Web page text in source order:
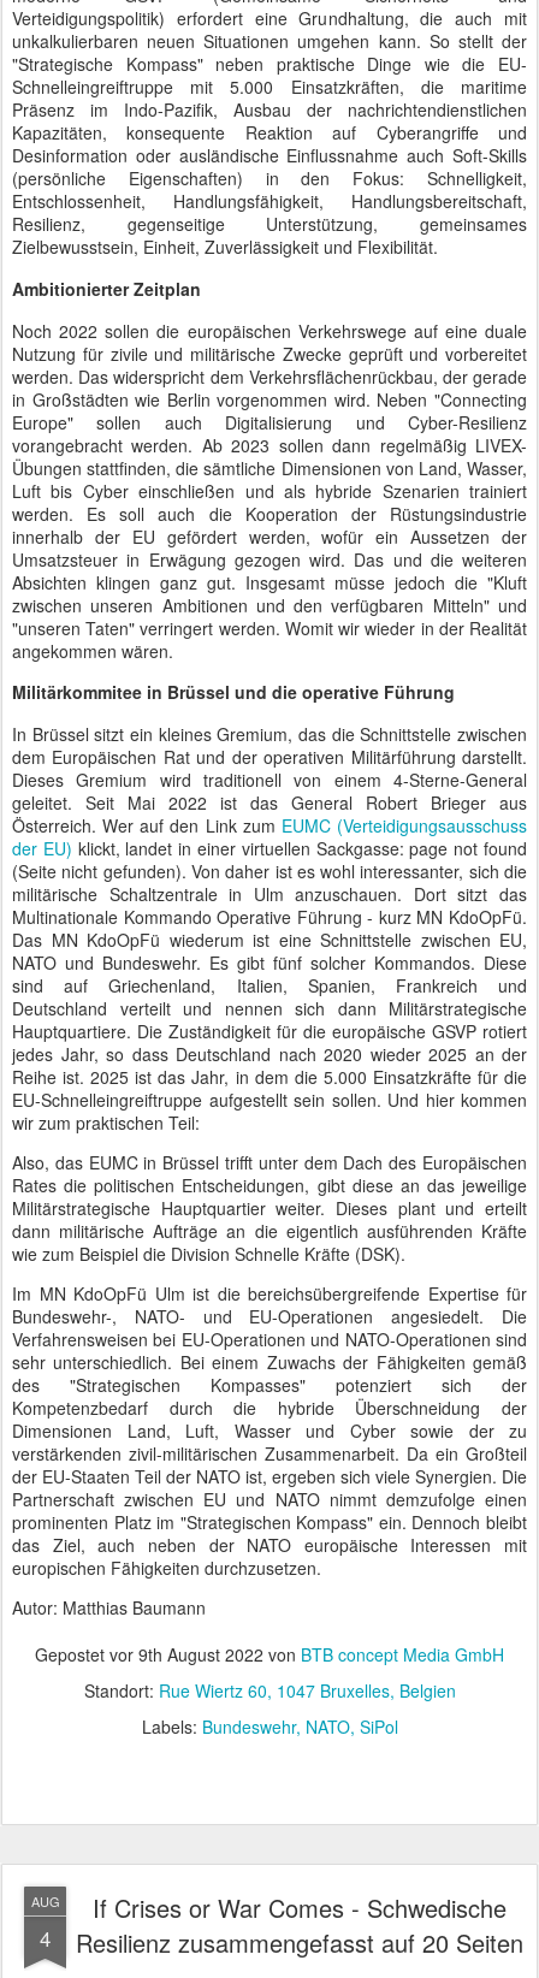
Verteidigungspolitik) erfordert eine Grundhaltung, die auch mit
unkalkulierbaren neuen Situationen umgehen kann. So stellt der
"Strategische Kompass" neben praktische Dinge wie die EU-
Schnelleingreiftruppe mit 5.000 Einsatzkräften, die maritime
Präsenz im Indo-Pazifik, Ausbau der nachrichtendienstlichen
Kapazitäten, konsequente Reaktion auf Cyberangriffe und
Desinformation oder ausländische Einflussnahme auch Soft-Skills
(persönliche Eigenschaften) in den Fokus: Schnelligkeit,
Entschlossenheit, Handlungsfähigkeit, Handlungsbereitschaft,
Resilienz, gegenseitige Unterstützung, gemeinsames
Zielbewusstsein, Einheit, Zuverlässigkeit und Flexibilität.
Ambitionierter Zeitplan
Noch 2022 sollen die europäischen Verkehrswege auf eine duale
Nutzung für zivile und militärische Zwecke geprüft und vorbereitet
werden. Das widerspricht dem Verkehrsflächenrückbau, der gerade
in Großstädten wie Berlin vorgenommen wird. Neben "Connecting
Europe" sollen auch Digitalisierung und Cyber-Resilienz
vorangebracht werden. Ab 2023 sollen dann regelmäßig LIVEX-
Übungen stattfinden, die sämtliche Dimensionen von Land, Wasser,
Luft bis Cyber einschließen und als hybride Szenarien trainiert
werden. Es soll auch die Kooperation der Rüstungsindustrie
innerhalb der EU gefördert werden, wofür ein Aussetzen der
Umsatzsteuer in Erwägung gezogen wird. Das und die weiteren
Absichten klingen ganz gut. Insgesamt müsse jedoch die "Kluft
zwischen unseren Ambitionen und den verfügbaren Mitteln" und
"unseren Taten" verringert werden. Womit wir wieder in der Realität
angekommen wären.
Militärkommitee in Brüssel und die operative Führung
In Brüssel sitzt ein kleines Gremium, das die Schnittstelle zwischen
dem Europäischen Rat und der operativen Militärführung darstellt.
Dieses Gremium wird traditionell von einem 4-Sterne-General
geleitet. Seit Mai 2022 ist das General Robert Brieger aus
Österreich. Wer auf den Link zum EUMC (Verteidigungsausschuss
der EU) klickt, landet in einer virtuellen Sackgasse: page not found
(Seite nicht gefunden). Von daher ist es wohl interessanter, sich die
militärische Schaltzentrale in Ulm anzuschauen. Dort sitzt das
Multinationale Kommando Operative Führung - kurz MN KdoOpFü.
Das MN KdoOpFü wiederum ist eine Schnittstelle zwischen EU,
NATO und Bundeswehr. Es gibt fünf solcher Kommandos. Diese
sind auf Griechenland, Italien, Spanien, Frankreich und
Deutschland verteilt und nennen sich dann Militärstrategische
Hauptquartiere. Die Zuständigkeit für die europäische GSVP rotiert
jedes Jahr, so dass Deutschland nach 2020 wieder 2025 an der
Reihe ist. 2025 ist das Jahr, in dem die 5.000 Einsatzkräfte für die
EU-Schnelleingreiftruppe aufgestellt sein sollen. Und hier kommen
wir zum praktischen Teil:
Also, das EUMC in Brüssel trifft unter dem Dach des Europäischen
Rates die politischen Entscheidungen, gibt diese an das jeweilige
Militärstrategische Hauptquartier weiter. Dieses plant und erteilt
dann militärische Aufträge an die eigentlich ausführenden Kräfte
wie zum Beispiel die Division Schnelle Kräfte (DSK).
Im MN KdoOpFü Ulm ist die bereichsübergreifende Expertise für
Bundeswehr-, NATO- und EU-Operationen angesiedelt. Die
Verfahrensweisen bei EU-Operationen und NATO-Operationen sind
sehr unterschiedlich. Bei einem Zuwachs der Fähigkeiten gemäß
des "Strategischen Kompasses" potenziert sich der
Kompetenzbedarf durch die hybride Überschneidung der
Dimensionen Land, Luft, Wasser und Cyber sowie der zu
verstärkenden zivil-militärischen Zusammenarbeit. Da ein Großteil
der EU-Staaten Teil der NATO ist, ergeben sich viele Synergien. Die
Partnerschaft zwischen EU und NATO nimmt demzufolge einen
prominenten Platz im "Strategischen Kompass" ein. Dennoch bleibt
das Ziel, auch neben der NATO europäische Interessen mit
europischen Fähigkeiten durchzusetzen.
Autor: Matthias Baumann
Gepostet vor 9th August 2022 von BTB concept Media GmbH
Standort: Rue Wiertz 60, 1047 Bruxelles, Belgien
Labels: Bundeswehr NATO SiPol
AUG
4
If Crises or War Comes - Schwedische
Resilienz zusammengefasst auf 20 Seiten